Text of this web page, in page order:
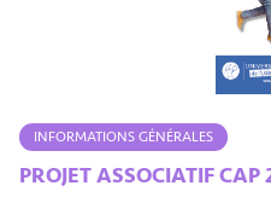
INFORMATIONS GÉNÉRALES
PROJET ASSOCIATIF CAP